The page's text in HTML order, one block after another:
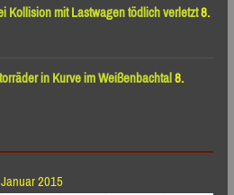
Kollision mit Lastwagen tödlich verletzt8.
in Kurve im Weißenbachtal8.
Januar 2015